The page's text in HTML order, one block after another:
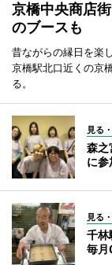
京橋中央商店
のブースも
昔ながらの縁日を楽
京橋駅北口近くの京
る。
見る
森
に参
見る
千林
毎月